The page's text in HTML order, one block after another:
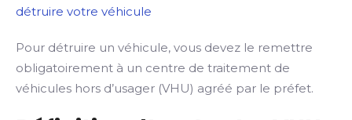
détruire votre véhicule
Pour détruire un véhicule, vous devez le remettre
obligatoirement à un centre de traitement de
véhicules hors d’usager (VHU) agréé par le préfet.